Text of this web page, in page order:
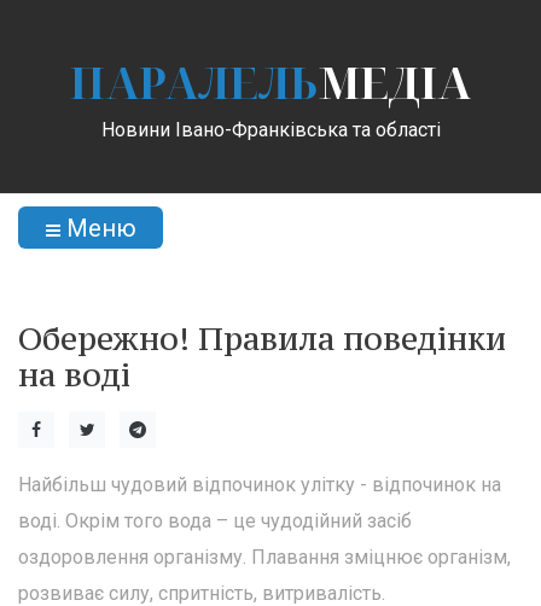
ПАРАЛЕЛЬМЕДІА
Новини Івано-Франківська та області
Меню
Обережно! Правила поведінки
на воді
Найбільш чудовий відпочинок улітку - відпочинок на
воді. Окрім того вода – це чудодійний засіб
оздоровлення організму. Плавання зміцнює організм,
розвиває силу, спритність, витривалість.